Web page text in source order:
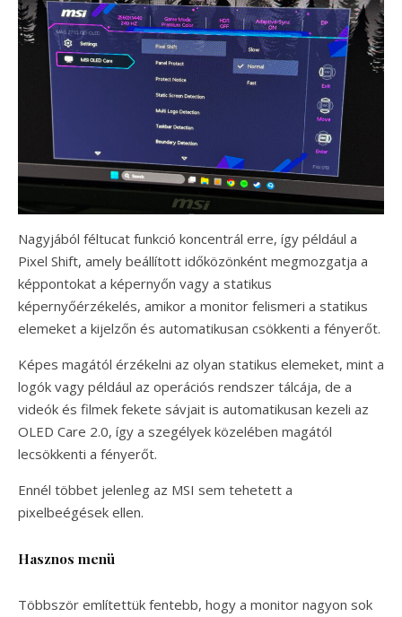
Nagyjából féltucat funkció koncentrál erre, így például a
Pixel Shift, amely beállított időközönként megmozgatja a
képpontokat a képernyőn vagy a statikus
képernyőérzékelés, amikor a monitor felismeri a statikus
elemeket a kijelzőn és automatikusan csökkenti a fényerőt.
Képes magától érzékelni az olyan statikus elemeket, mint a
logók vagy például az operációs rendszer tálcája, de a
videók és filmek fekete sávjait is automatikusan kezeli az
OLED Care 2.0, így a szegélyek közelében magától
lecsökkenti a fényerőt.
Ennél többet jelenleg az MSI sem tehetett a
pixelbeégések ellen.
Hasznos menü
Többször említettük fentebb, hogy a monitor nagyon sok